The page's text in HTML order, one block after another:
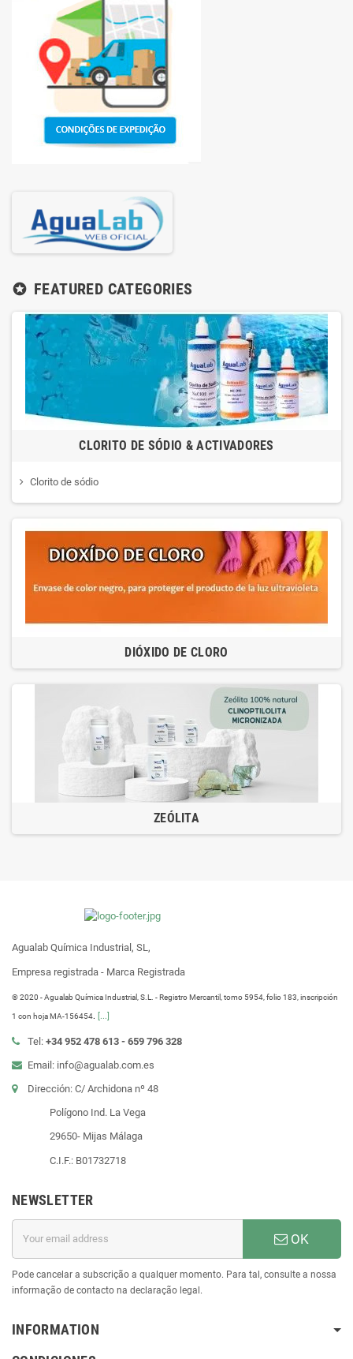
stars FEATURED CATEGORIES
CLORITO DE SÓDIO & ACTIVADORES
Clorito de sódio
DIÓXIDO DE CLORO
ZEÓLITA
Agualab Química Industrial, SL,
Empresa registrada - Marca Registrada
® 2020 - Agualab Química Industrial, S.L. - Registro Mercantil, tomo 5954, folio 183, inscripción
1 con hoja MA-156454. [...]
Tel: +34 952 478 613 - 659 796 328
Email: info@agualab.com.es
Dirección: C/ Archidona nº 48
Polígono Ind. La Vega
29650- Mijas Málaga
C.I.F.: B01732718
NEWSLETTER
OK
Pode cancelar a subscrição a qualquer momento. Para tal, consulte a nossa
informação de contacto na declaração legal.
INFORMATION